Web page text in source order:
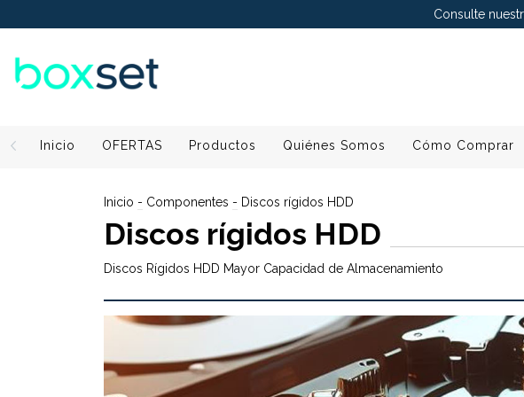
Consulte
Inicio OFERTAS Productos Quiénes Somos Cómo Comprar
Inicio - Componentes - Discos rígidos HDD
Discos rígidos HDD
Discos Rígidos HDD Mayor Capacidad de Almacenamiento